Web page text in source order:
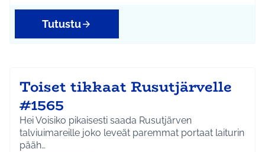
Tutustu
Toiset tikkaat Rusutjärvelle
#1565
Hei Voisiko pikaisesti saada Rusutjärven
talviuimareille joko leveät paremmat portaat laiturin
pääh…